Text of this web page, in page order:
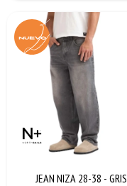
JEAN NIZA 28-38 - GRIS